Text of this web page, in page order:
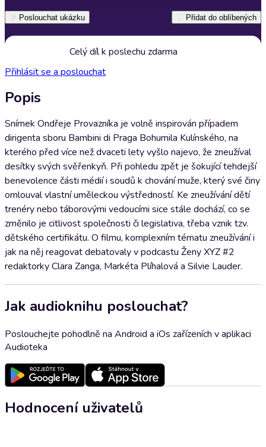
Poslouchat ukázku Přidat do oblíbených
Celý díl k poslechu zdarma
Přihlásit se a poslouchat
Popis
Snímek Ondřeje Provazníka je volně inspirován případem
dirigenta sboru Bambini di Praga Bohumila Kulínského, na
kterého před více než dvaceti lety vyšlo najevo, že zneužíval
desítky svých svěřenkyň. Při pohledu zpět je šokující tehdejší
benevolence části médií i soudů k chování muže, který své činy
omlouval vlastní uměleckou výstředností. Ke zneužívání dětí
trenéry nebo táborovými vedoucími sice stále dochází, co se
změnilo je citlivost společnosti či legislativa, třeba vznik tzv.
dětského certifikátu. O filmu, komplexním tématu zneužívání i
jak na něj reagovat debatovaly v podcastu Ženy XYZ #2
redaktorky Clara Zanga, Markéta Plíhalová a Silvie Lauder.
Jak audioknihu poslouchat?
Poslouchejte pohodlně na Android a iOs zařízeních v aplikaci
Audioteka
Hodnocení uživatelů